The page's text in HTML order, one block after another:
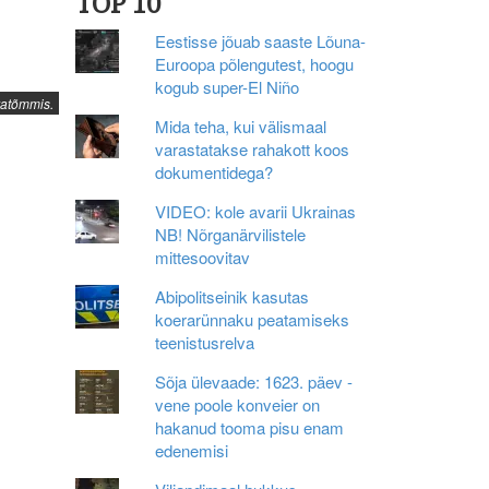
Eestisse jõuab saaste Lõuna-
Euroopa põlengutest, hoogu
kogub super-El Niño
Mida teha, kui välismaal
varastatakse rahakott koos
dokumentidega?
VIDEO: kole avarii Ukrainas
NB! Nõrganärvilistele
mittesoovitav
Abipolitseinik kasutas
koerarünnaku peatamiseks
teenistusrelva
Sõja ülevaade: 1623. päev -
vene poole konveier on
hakanud tooma pisu enam
edenemisi